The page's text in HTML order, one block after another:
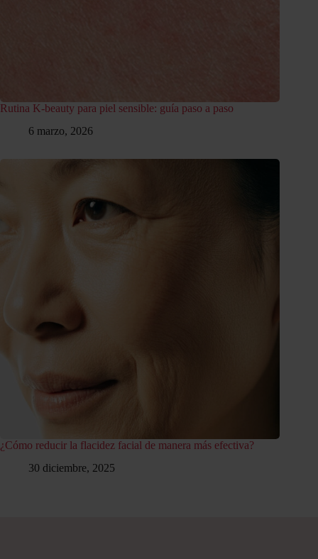
Rutina K-beauty para piel sensible: guía paso a paso
6 marzo, 2026
¿Cómo reducir la flacidez facial de manera más efectiva?
30 diciembre, 2025